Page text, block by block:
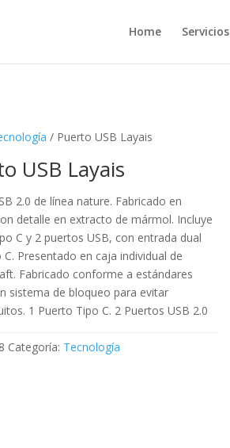
Home Servicios
/ Puerto USB Layais
USB Layais
2.0 de línea nature. Fabricado en
detalle en extracto de mármol. Incluye
C y 2 puertos USB, con entrada dual
C. Presentado en caja individual de
Fabricado conforme a estándares
sistema de bloqueo para evitar
1 Puerto Tipo C. 2 Puertos USB 2.0
Categoría: Tecnología